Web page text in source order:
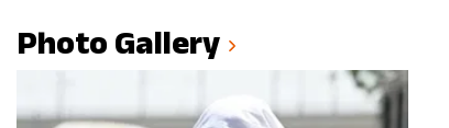
Photo Gallery